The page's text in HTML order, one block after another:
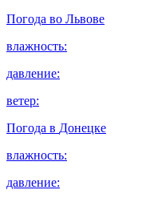
Погода во Львове
влажность:
давление:
ветер:
Погода в Донецке
влажность:
давление: